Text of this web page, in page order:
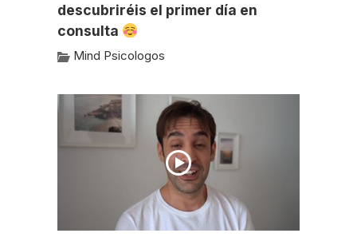
descubriréis el primer día en
consulta
Mind Psicologos